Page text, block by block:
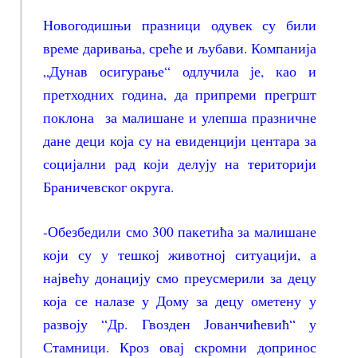
Новогодишњи празници одувек су били
време даривања, среће и љубави. Компанија
„Дунав осигурање“ одлучила је, као и
претходних година, да припреми прегршт
поклона за малишане и улепша празничне
дане деци која су на евиденцији центара за
социјални рад који делују на територији
Браничевског округа.
-Обезбедили смо 300 пакетића за малишане
који су у тешкој животној ситуацији, а
највећу донацију смо преусмерили за децу
која се налазе у Дому за децу ометену у
развоју “Др. Гвозден Јованчићевић“ у
Стамници. Кроз овај скромни допринос